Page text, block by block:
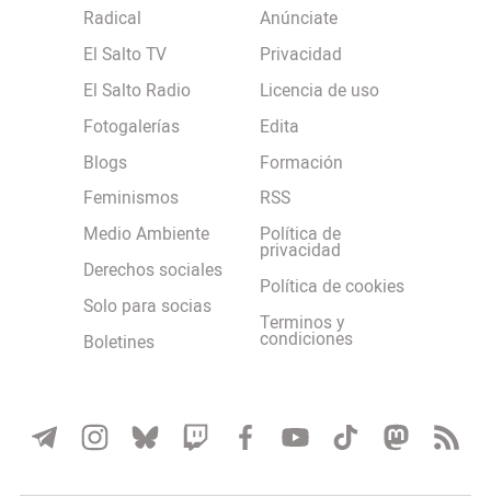
Radical
El Salto TV
El Salto Radio
Fotogalerías
Blogs
Feminismos
Medio Ambiente
Derechos sociales
Solo para socias
Boletines
Anúnciate
Privacidad
Licencia de uso
Edita
Formación
RSS
Política de
privacidad
Política de cookies
Terminos y
condiciones